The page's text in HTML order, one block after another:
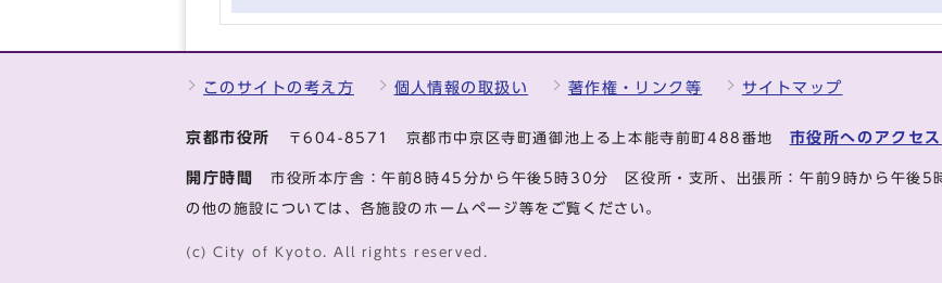
このサイトの考え方 個人情報の取扱い 著作権・リンク等 サイトマップ
京都市役所 〒604-8571 京都市中京区寺町通御池上る上本能寺前町488番地 市役所へのアクセス
開庁時間 市役所本庁舎：午前8時45分から午後5時30分 区役所・支所、出張所：午前9時から午後
の他の施設については、各施設のホームページ等をご覧ください。
(c) City of Kyoto. All rights reserved.